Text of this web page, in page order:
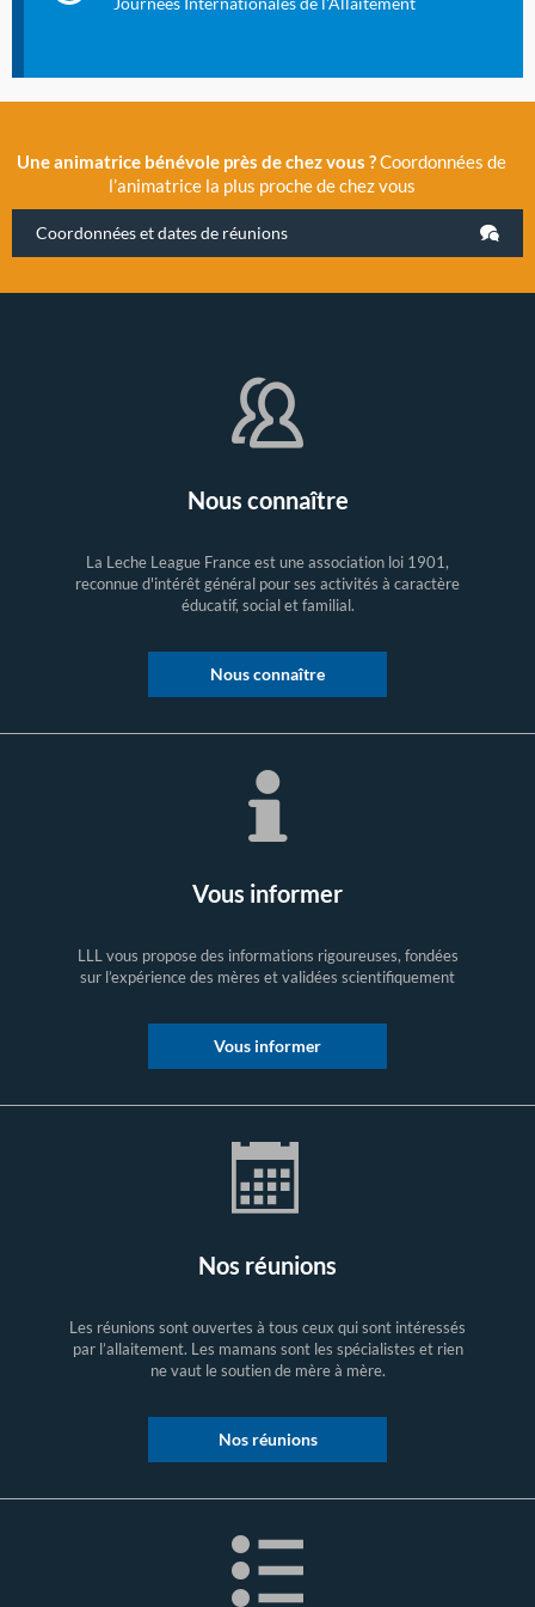
Une animatrice bénévole près de chez vous ?Coordonnées de
l’animatrice la plus proche de chez vous
Coordonnées et dates de réunions
Nous connaître
La Leche League France est une association loi 1901,
reconnue d'intérêt général pour ses activités à caractère
éducatif, social et familial.
Nous connaître
Vous informer
LLL vous propose des informations rigoureuses, fondées
sur l’expérience des mères et validées scientifiquement
Vous informer
Nos réunions
Les réunions sont ouvertes à tous ceux qui sont intéressés
par l’allaitement. Les mamans sont les spécialistes et rien
ne vaut le soutien de mère à mère.
Nos réunions